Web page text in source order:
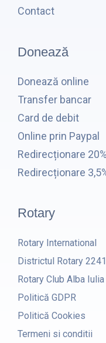
Contact
Donează
Donează online
Transfer bancar
Card de debit
Online prin Paypal
Redirecționare
Redirecționare
Rotary
Rotary International
Districtul Rotary
Rotary Club Alba Iulia
Politică GDPR
Politică Cookies
Termeni si conditii